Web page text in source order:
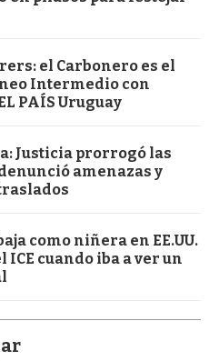
el Carbonero es el
Intermedio con
PAÍS Uruguay
Justicia prorrogó las
amenazas y
como niñera en EE.UU.
cuando iba a ver un